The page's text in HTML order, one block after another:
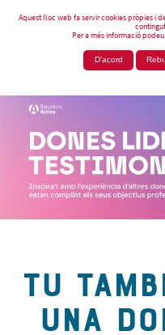
Aquest lloc web fa servir cookies pròpies i
Per a més informació
D'acord
TU
UNA